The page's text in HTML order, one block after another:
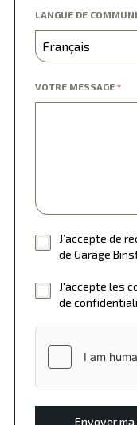
LANGUE DE
Français
VOTRE MESSAGE *
J’accepte de
de Garage
J'accepte les
de
Envoyer